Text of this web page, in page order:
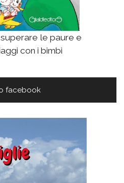
le paure e
con i bimbi
facebook